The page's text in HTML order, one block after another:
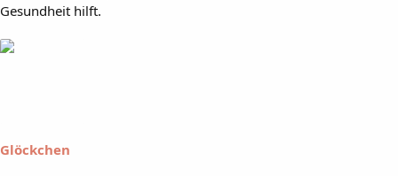
Gesundheit hilft.
Glöckchen